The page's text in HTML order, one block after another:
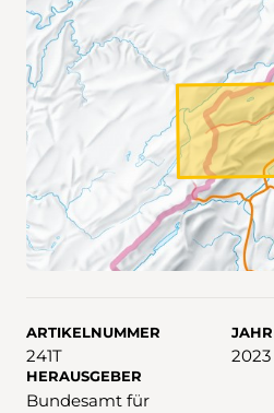
ARTIKELNUMMER
241T
JAHR
2023
HERAUSGEBER
Bundesamt für